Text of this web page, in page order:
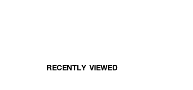
RECENTLY VIEWED